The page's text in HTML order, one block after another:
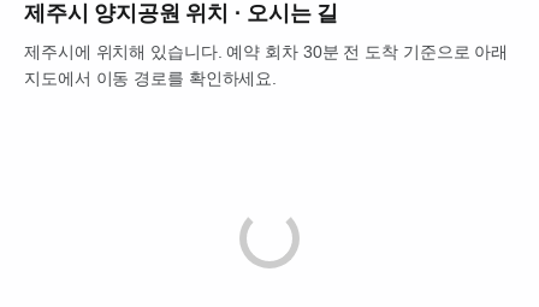
제주시 양지공원 위치 · 오시는 길
제주시에 위치해 있습니다. 예약 회차 30분 전 도착 기준으로 아래
지도에서 이동 경로를 확인하세요.